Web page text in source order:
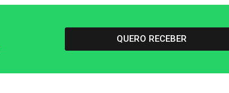
QUERO RECEBER